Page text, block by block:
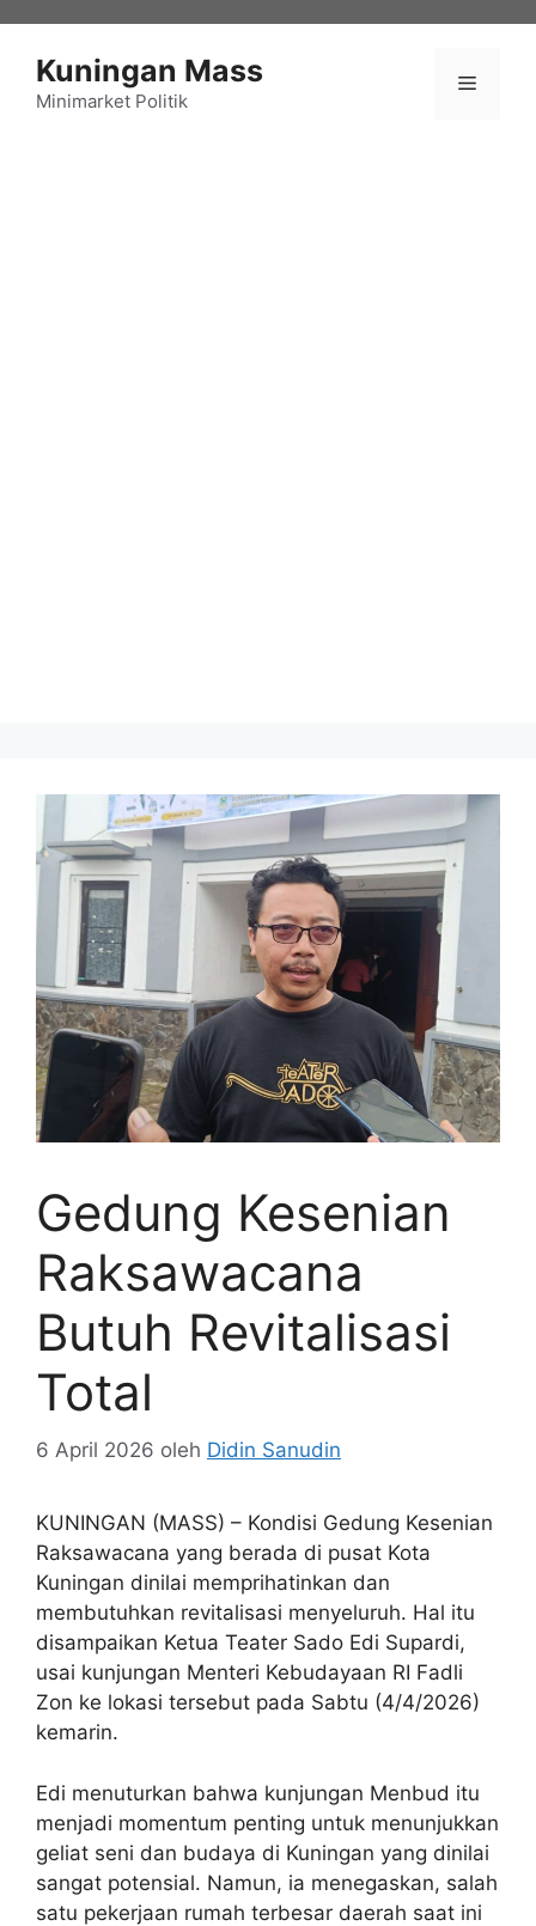
Kuningan Mass
Minimarket Politik
Menu
Gedung Kesenian
Raksawacana
Butuh Revitalisasi
Total
6 April 2026 oleh Didin Sanudin
KUNINGAN (MASS) – Kondisi Gedung Kesenian
Raksawacana yang berada di pusat Kota
Kuningan dinilai memprihatinkan dan
membutuhkan revitalisasi menyeluruh. Hal itu
disampaikan Ketua Teater Sado Edi Supardi,
usai kunjungan Menteri Kebudayaan RI Fadli
Zon ke lokasi tersebut pada Sabtu (4/4/2026)
kemarin.
Edi menuturkan bahwa kunjungan Menbud itu
menjadi momentum penting untuk menunjukkan
geliat seni dan budaya di Kuningan yang dinilai
sangat potensial. Namun, ia menegaskan, salah
satu pekerjaan rumah terbesar daerah saat ini